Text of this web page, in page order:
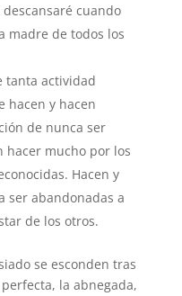
descansaré cuando
madre de todos los
tanta actividad
hacen y hacen
de nunca ser
hacer mucho por los
Hacen y
ser abandonadas a
de los otros.
se esconden tras
la abnegada,